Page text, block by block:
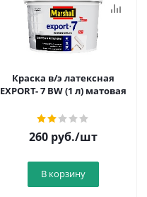
Краска в/э латексная
EXPORT- 7 BW (1 л) матовая
260 руб./шт
В корзину